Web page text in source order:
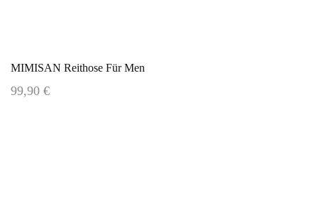
MIMISAN Reithose Für Men
99,90 €